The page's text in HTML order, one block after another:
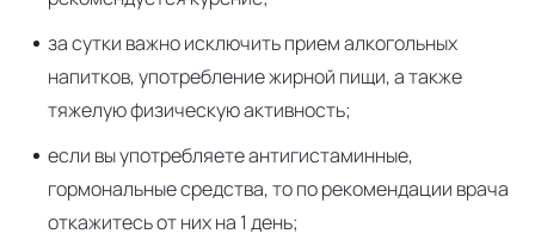
за сутки важно исключить прием алкогольных
напитков, употребление жирной пищи, а также
тяжелую физическую активность;
если вы употребляете антигистаминные,
гормональные средства, то по рекомендации врача
откажитесь от них на 1 день;